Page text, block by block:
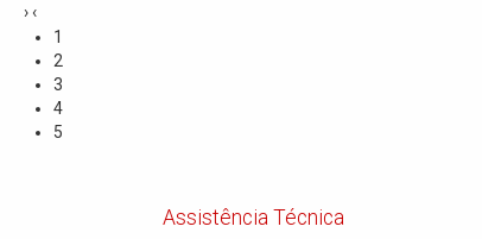
› ‹
1
2
3
4
5
Assistência Técnica